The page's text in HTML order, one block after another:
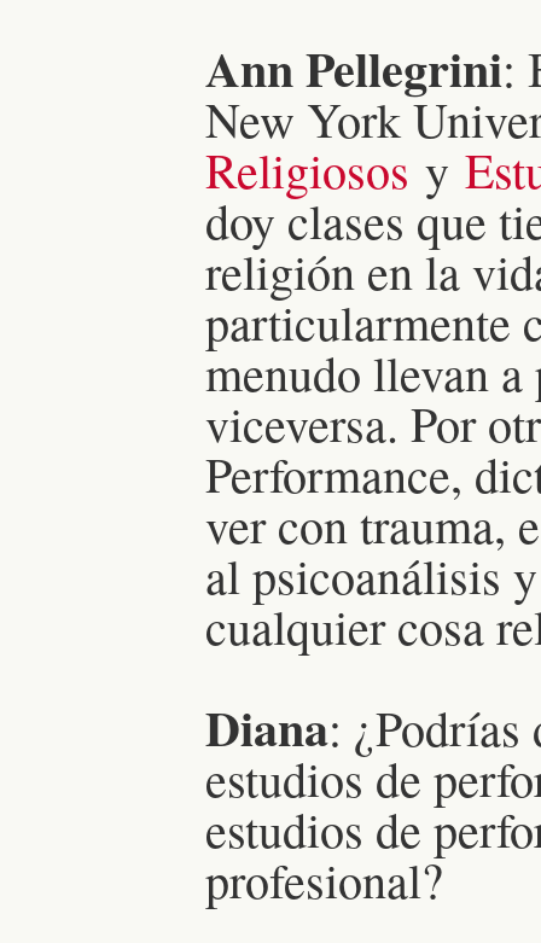
Ann Pellegrini:
New York
Religiosos y
doy clases que
religión en la
particularmente
menudo llevan a
viceversa. Por
Performance,
ver con trauma,
al psicoanálisis
cualquier cosa
Diana: ¿Podrías
estudios de
estudios de
profesional?